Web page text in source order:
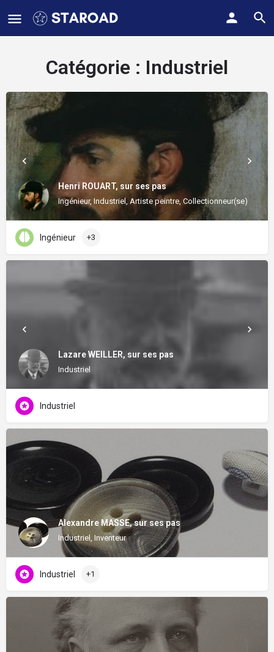
Catégorie : Industriel
Henri ROUART, sur ses pas
Ingénieur, Industriel, Artiste peintre, Collectionneur(se)
Ingénieur +3
Lazare WEILLER, sur ses pas
Industriel
Industriel
Alexandre MASSE, sur ses pas
Industriel, Inventeur
Industriel +1